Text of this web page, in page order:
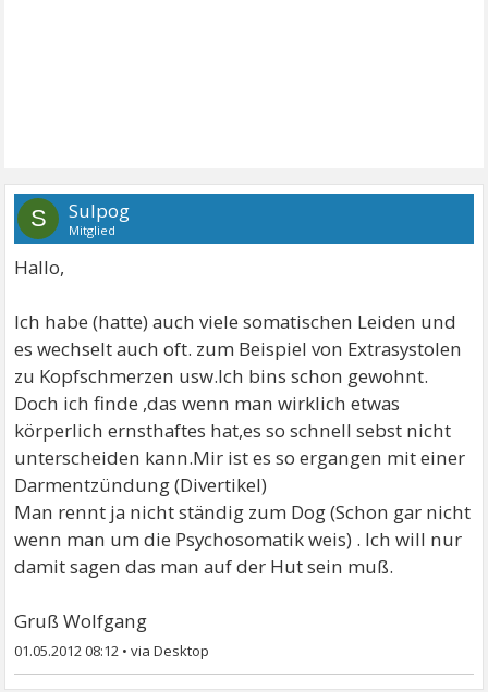
S Sulpog
Mitglied
Hallo,
Ich habe (hatte) auch viele somatischen Leiden und
es wechselt auch oft. zum Beispiel von Extrasystolen
zu Kopfschmerzen usw.Ich bins schon gewohnt.
Doch ich finde ,das wenn man wirklich etwas
körperlich ernsthaftes hat,es so schnell sebst nicht
unterscheiden kann.Mir ist es so ergangen mit einer
Darmentzündung (Divertikel)
Man rennt ja nicht ständig zum Dog (Schon gar nicht
wenn man um die Psychosomatik weis) . Ich will nur
damit sagen das man auf der Hut sein muß.
Gruß Wolfgang
01.05.2012 08:12 •